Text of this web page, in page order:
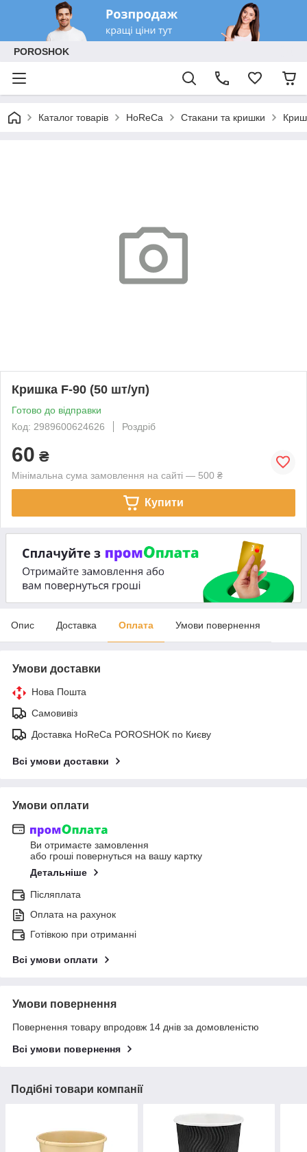
POROSHOK
Каталог товарів HoReCa Стакани та кришки
Кришка F-90 (50 шт/уп)
Готово до відправки
Код: 2989600624626
Роздріб
60 ₴
Мінімальна сума замовлення на сайті — 500 ₴
Купити
Опис Доставка Оплата Умови повернення
Умови доставки
Нова Пошта
Самовивіз
Доставка HoReCa POROSHOK по Києву
Всі умови доставки
Умови оплати
Ви отримаєте замовлення
або гроші повернуться на вашу картку
Детальніше
Післяплата
Оплата на рахунок
Готівкою при отриманні
Всі умови оплати
Умови повернення
Повернення товару впродовж 14 днів за домовленістю
Всі умови повернення
Подібні товари компанії